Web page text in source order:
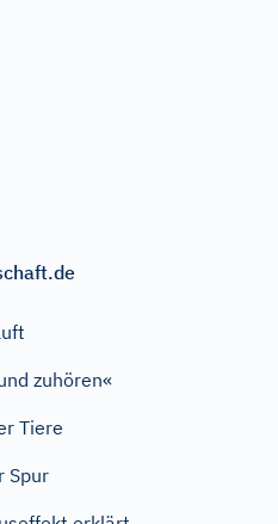
zuhören«
Tiere
Spur